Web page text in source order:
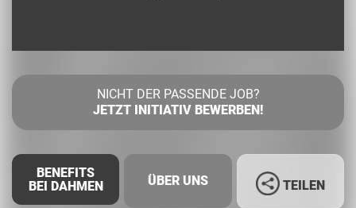
NICHT DER PASSENDE JOB?
JETZT INITIATIV BEWERBEN!
BENEFITS
BEI DAHMEN
ÜBER UNS TEILEN